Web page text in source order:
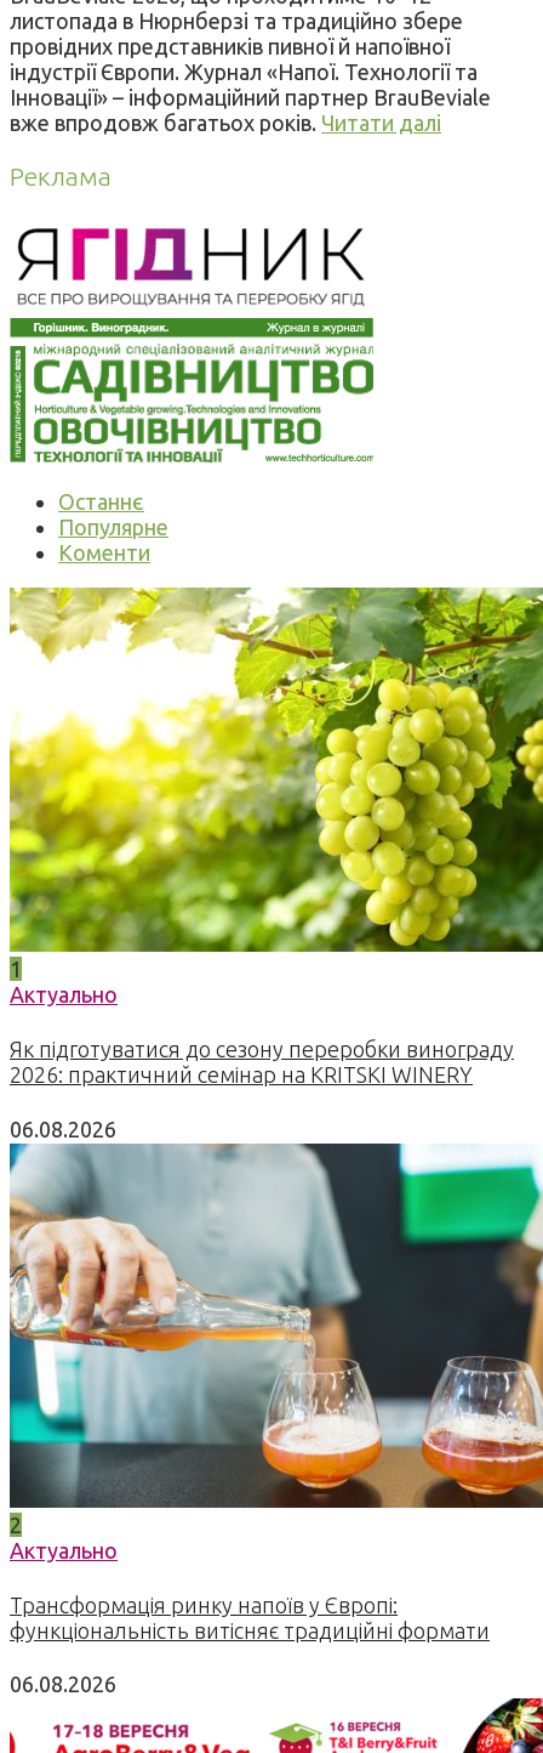
листопада в Нюрнберзі та традиційно збере
провідних представників пивної й напоївної
індустрії Європи. Журнал «Напої. Технології та
Інновації» – інформаційний партнер BrauBeviale
вже впродовж багатьох років. Читати далі
Реклама
Останнє
Популярне
Коменти
1
Актуально
Як підготуватися до сезону переробки винограду
2026: практичний семінар на KRITSKI WINERY
06.08.2026
2
Актуально
Трансформація ринку напоїв у Європі:
функціональність витісняє традиційні формати
06.08.2026